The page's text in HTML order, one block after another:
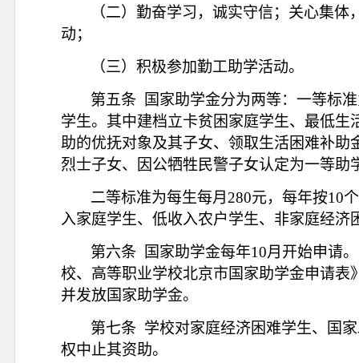
（二）勤奋学习，诚实守信；关心集
动；
（三）积极参加勤工助学活动。
第五条
国家助学金分为两等：一等标
学生。其中建档立卡贫困家庭学生、最低
助的优抚对象及其子女、领取生活困难补
烈士子女、因公牺牲民警子女认定为一等助
二等标准为每生每月 280元，每年按10
入家庭学生、低收入农户学生、非家庭经
第六条
国家助学金每年10月开始申请
校、高等职业学校北京市国家助学金申请
并发放国家助学金。
第七条 学校对家庭经济困难学生、国
权中止其资助。